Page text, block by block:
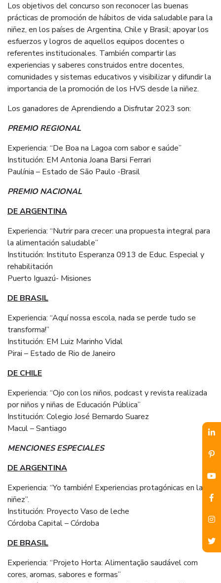
Los objetivos del concurso son reconocer las buenas
prácticas de promoción de hábitos de vida saludable para la
niñez, en los países de Argentina, Chile y Brasil; apoyar los
esfuerzos y logros de aquellos equipos docentes o
referentes institucionales. También compartir las
experiencias y saberes construidos entre docentes,
comunidades y sistemas educativos y visibilizar y difundir la
importancia de la promoción de los HVS desde la niñez.
Los ganadores de Aprendiendo a Disfrutar 2023 son:
PREMIO REGIONAL
Experiencia: “De Boa na Lagoa com sabor e saúde”
Institución: EM Antonia Joana Barsi Ferrari
Paulínia – Estado de São Paulo -Brasil
PREMIO NACIONAL
DE ARGENTINA
Experiencia: “Nutrir para crecer: una propuesta integral para
la alimentación saludable”
Institución: Instituto Esperanza 0913 de Educ. Especial y
rehabilitación
Puerto Iguazú- Misiones
DE BRASIL
Experiencia: “Aquí nossa escola, nada se perde tudo se
transforma!”
Institución: EM Luiz Marinho Vidal
Pirai – Estado de Rio de Janeiro
DE CHILE
Experiencia: “Ojo con los niños, podcast y revista realizada
por niños y niñas de Educación Pública”
Institución: Colegio José Bernardo Suarez
Macul – Santiago
MENCIONES ESPECIALES
DE ARGENTINA
Experiencia: “Yo también! Experiencias protagónicas en la
niñez”.
Institución: Proyecto Vaso de leche
Córdoba Capital – Córdoba
DE BRASIL
Experiencia: “Projeto Horta: Alimentação saudável com
cores, aromas, sabores e formas”